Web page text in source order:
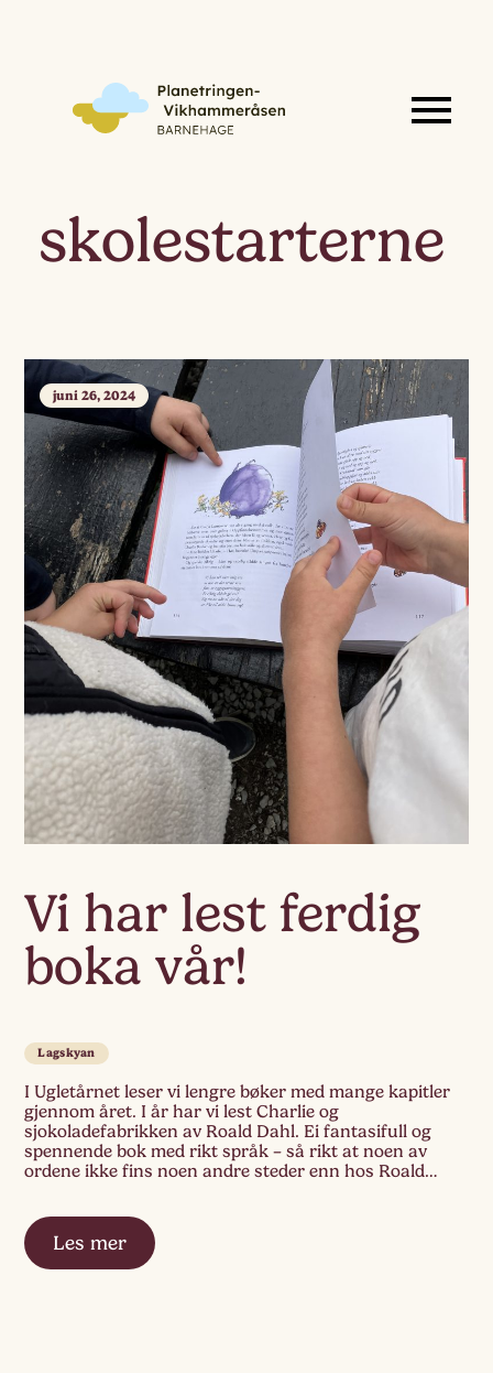
skolestarterne
Vi har lest ferdig
boka vår!
juni 26, 2024
Lagskyan
I Ugletårnet leser vi lengre bøker med mange kapitler
gjennom året. I år har vi lest Charlie og
sjokoladefabrikken av Roald Dahl. Ei fantasifull og
spennende bok med rikt språk – så rikt at noen av
ordene ikke fins noen andre steder enn hos Roald
Les mer